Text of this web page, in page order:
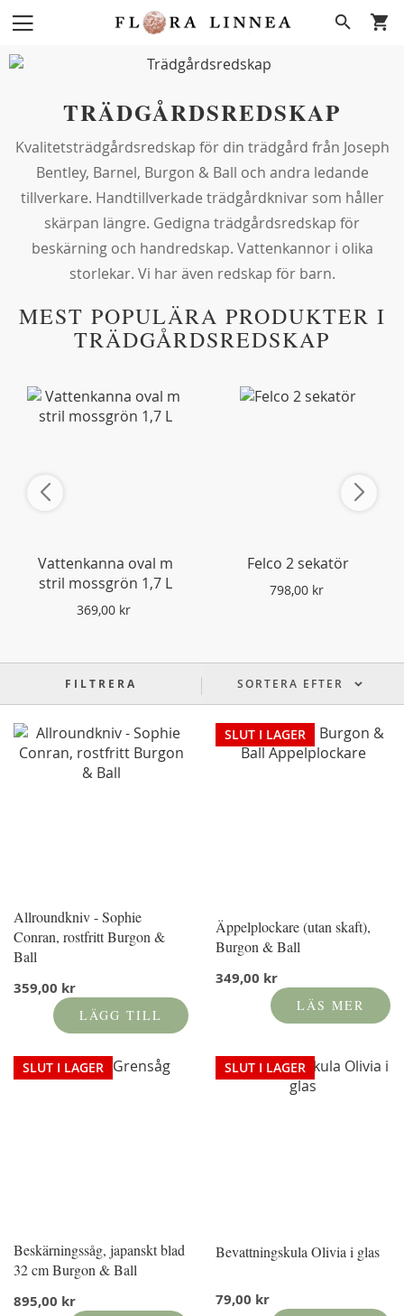
Hoppa
till
innehållet
Search
TRÄDGÅRDSREDSKAP
Kvalitetsträdgårdsredskap för din trädgård från Joseph
Bentley, Barnel, Burgon & Ball och andra ledande
tillverkare. Handtillverkade trädgårdknivar som håller
skärpan längre. Gedigna trädgårdsredskap för
beskärning och handredskap. Vattenkannor i olika
storlekar. Vi har även redskap för barn.
MEST POPULÄRA PRODUKTER I
TRÄDGÅRDSREDSKAP
Vattenkanna oval m
stril mossgrön 1,7 L
369,00 kr
Felco 2 sekatör
798,00 kr
FILTRERA SORTERA EFTER
Allroundkniv - Sophie
Conran, rostfritt Burgon &
Ball
359,00 kr
LÄGG TILL
SLUT I LAGER
Äppelplockare (utan skaft),
Burgon & Ball
349,00 kr
LÄS MER
SLUT I LAGER
Beskärningssåg, japanskt blad
32 cm Burgon & Ball
895,00 kr
SLUT I LAGER
Bevattningskula Olivia i glas
79,00 kr